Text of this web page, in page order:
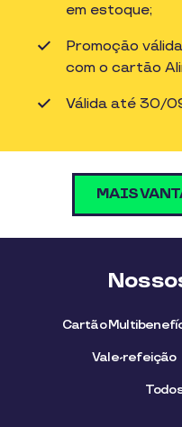
em estoque;
Promoção
com o cartão
Válida até 30/
MAIS
Cartão
Vale-refeição